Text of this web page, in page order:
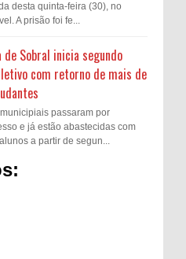
desta quinta-feira (30), no
A prisão foi fe...
Sobral inicia segundo
com retorno de mais de
passaram por
e já estão abastecidas com
a partir de segun...